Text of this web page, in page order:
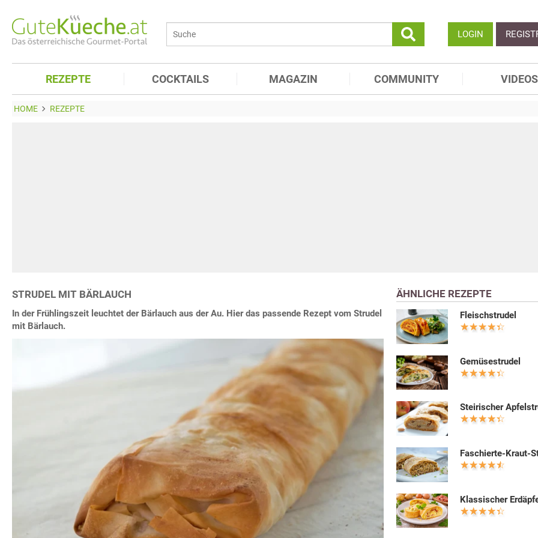
LOGIN
REZEPTE COCKTAILS MAGAZIN COMMUNITY VIDEOS
HOME REZEPTE
STRUDEL MIT BÄRLAUCH
In der Frühlingszeit leuchtet der Bärlauch aus der Au. Hier das passende Rezept vom Strudel
mit Bärlauch.
ÄHNLICHE REZEPTE
Fleischstrudel
Gemüsestrudel
Steirischer
Faschierte-Kraut-
Klassischer